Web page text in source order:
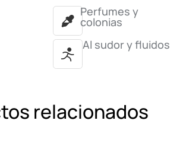
Perfumes y
colonias
Al sudor y fluidos
relacionados